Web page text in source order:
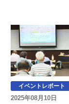
イベントレポート
2025年08月10日